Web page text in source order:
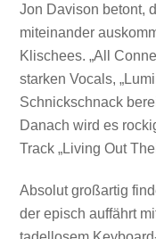
Jon Davison betont,
miteinander
Klischees. „All
starken Vocals,
Schnickschnack
Danach wird es
Track „Living Out
Absolut großartig
der episch auffährt